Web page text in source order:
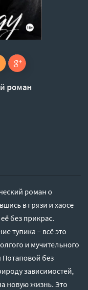
роман
роман о
в грязи и хаосе
без прикрас.
тупика – всё это
и мучительного
Потаповой без
зависимостей,
новую жизнь. Это